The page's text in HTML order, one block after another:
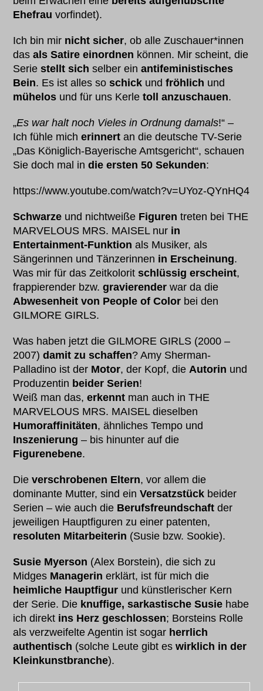
Ehefrauvorfindet).
Ich bin mir nicht sicher, ob alle Zuschauer*innen
dasals Satire einordnen können. Mir scheint, die
Seriestellt sich selber einantifeministisches
Bein. Es ist alles soschick undfröhlich und
mühelos und für uns Kerletoll anzuschauen.
„Es war halt noch Vieles in Ordnung damals!“ –
Ich fühle micherinnert an die deutsche TV-Serie
„Das Königlich-Bayerische Amtsgericht“, schauen
Sie doch mal indie ersten 50 Sekunden:
https://www.youtube.com/watch?v=UYoz-QYnHQ4
Schwarze und nichtweiße Figuren treten bei THE
MARVELOUS MRS. MAISEL nur in
Entertainment-Funktion als Musiker, als
Sängerinnen und Tänzerinnen in Erscheinung.
Was mir für das Zeitkoloritschlüssig erscheint,
frappierender bzw.gravierender war da die
Abwesenheit von People of Color bei den
GILMORE GIRLS.
Was haben jetzt die GILMORE GIRLS (2000 –
2007) damit zu schaffen? Amy Sherman-
Palladino ist der Motor, der Kopf, dieAutorin und
Produzentin beider Serien!
Weiß man das,erkennt man auch in THE
MARVELOUS MRS. MAISEL dieselben
Humoraffinitäten, ähnliches Tempo und
Inszenierung – bis hinunter auf die
Figurenebene.
Dieverschrobenen Eltern, vor allem die
dominante Mutter, sind einVersatzstück beider
Serien – wie auch die Berufsfreundschaft der
jeweiligen Hauptfiguren zu einer patenten,
resoluten Mitarbeiterin (Susie bzw. Sookie).
Susie Myerson (Alex Borstein), die sich zu
Midges Managerin erklärt, ist für mich die
heimliche Hauptfigur und künstlerischer Kern
der Serie. Die knuffige, sarkastische Susie habe
ich direkt ins Herz geschlossen; Borsteins Rolle
als verzweifelte Agentin ist sogar herrlich
authentisch (solche Leute gibt eswirklich in der
Kleinkunstbranche).